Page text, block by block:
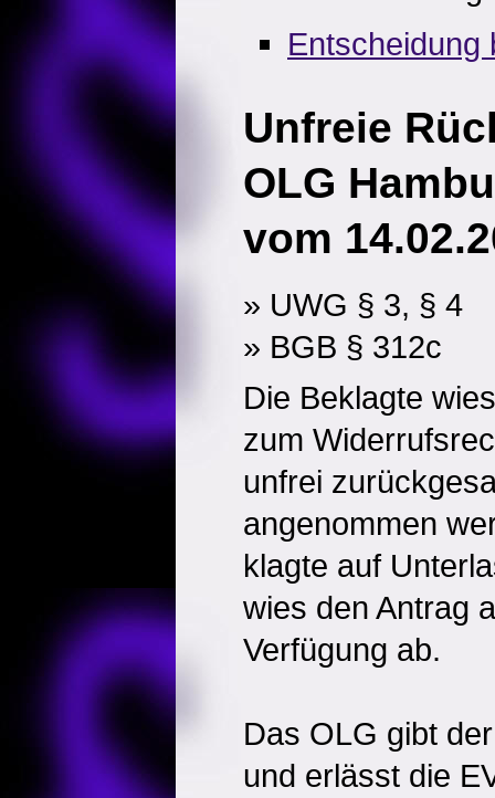
Entscheidung
Unfreie
OLG
vom
» UWG § 3, § 4
» BGB § 312c
Die Beklagte
zum
unfrei
angenommen
klagte auf
wies den Antrag
Verfügung ab.
Das OLG gibt
und erlässt die